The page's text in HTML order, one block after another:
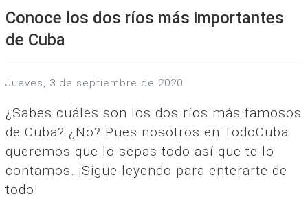
Conoce los dos ríos más importantes
de Cuba
jueves, 3 de septiembre de 2020
¿Sabes cuáles son los dos ríos más famosos
de Cuba? ¿No? Pues nosotros en TodoCuba
queremos que lo sepas todo así que te lo
contamos. ¡Sigue leyendo para enterarte de
todo!